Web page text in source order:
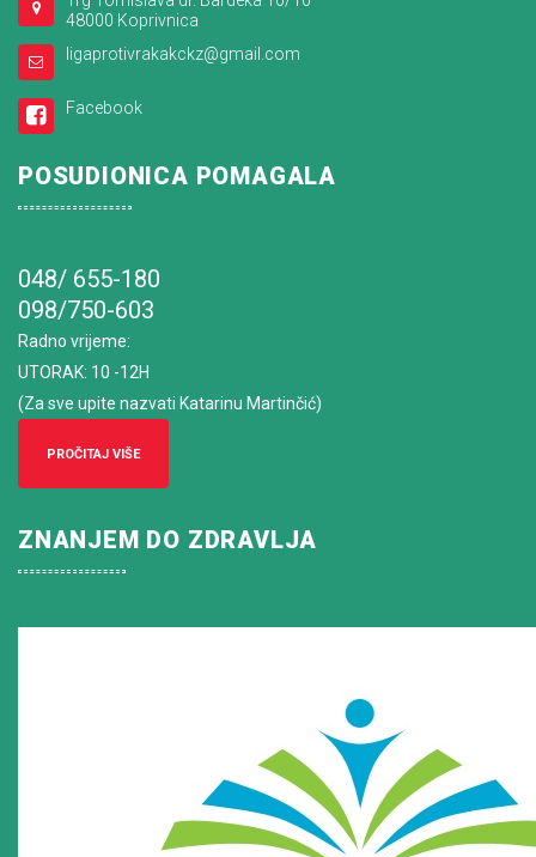
48000 Koprivnica
ligaprotivrakakckz@gmail.com
Facebook
POSUDIONICA POMAGALA
048/ 655-180
098/750-603
Radno vrijeme:
UTORAK: 10 -12H
(Za sve upite nazvati Katarinu Martinčić)
PROČITAJ VIŠE
ZNANJEM DO ZDRAVLJA